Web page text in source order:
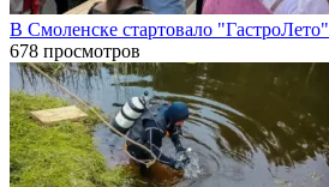
В Смоленске стартовало "ГастроЛето"
678 просмотров